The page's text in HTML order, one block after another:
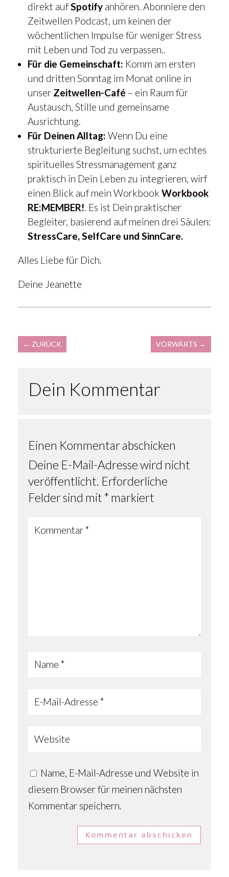
direkt aufSpotifyanhören. Abonniere den
Zeitwellen Podcast, um keinen der
wöchentlichen Impulse für weniger Stress
mit Leben und Tod zu verpassen..
Für die Gemeinschaft: Komm am ersten
und dritten Sonntag im Monat online in
unser Zeitwellen-Café – ein Raum für
Austausch, Stille und gemeinsame
Ausrichtung.
Für Deinen Alltag: Wenn Du eine
strukturierte Begleitung suchst, um echtes
spirituelles Stressmanagement ganz
praktisch in Dein Leben zu integrieren, wirf
einen Blick auf mein Workbook Workbook
RE:MEMBER!. Es ist Dein praktischer
Begleiter, basierend auf meinen drei Säulen:
StressCare, SelfCare und SinnCare.
Alles Liebe für Dich.
Deine Jeanette
← ZURÜCK VORWÄRTS →
Dein Kommentar
Einen Kommentar abschicken
Deine E-Mail-Adresse wird nicht
veröffentlicht. Erforderliche
Felder sind mit * markiert
Name, E-Mail-Adresse und Website in
diesem Browser für meinen nächsten
Kommentar speichern.
Kommentar abschicken